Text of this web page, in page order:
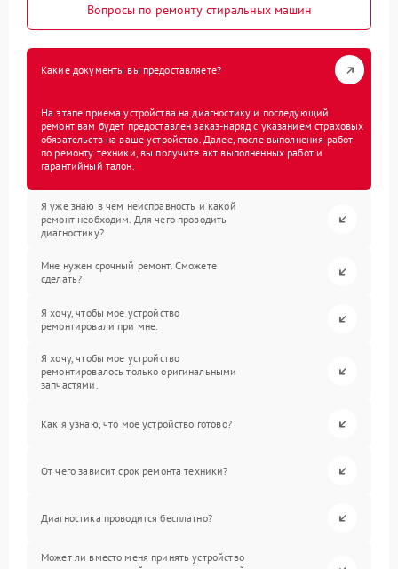
Вопросы по ремонту стиральных машин
Какие документы вы предоставляете?
На этапе приема устройства на диагностику и последующий
ремонт вам будет предоставлен заказ-наряд с указанием страховых
обязательств на ваше устройство. Далее, после выполнения работ
по ремонту техники, вы получите акт выполненных работ и
гарантийный талон.
Я уже знаю в чем неисправность и какой
ремонт необходим. Для чего проводить
диагностику?
Мне нужен срочный ремонт. Сможете
сделать?
Я хочу, чтобы мое устройство
ремонтировали при мне.
Я хочу, чтобы мое устройство
ремонтировалось только оригинальными
запчастями.
Как я узнаю, что мое устройство готово?
От чего зависит срок ремонта техники?
Диагностика проводится бесплатно?
Может ли вместо меня принять устройство